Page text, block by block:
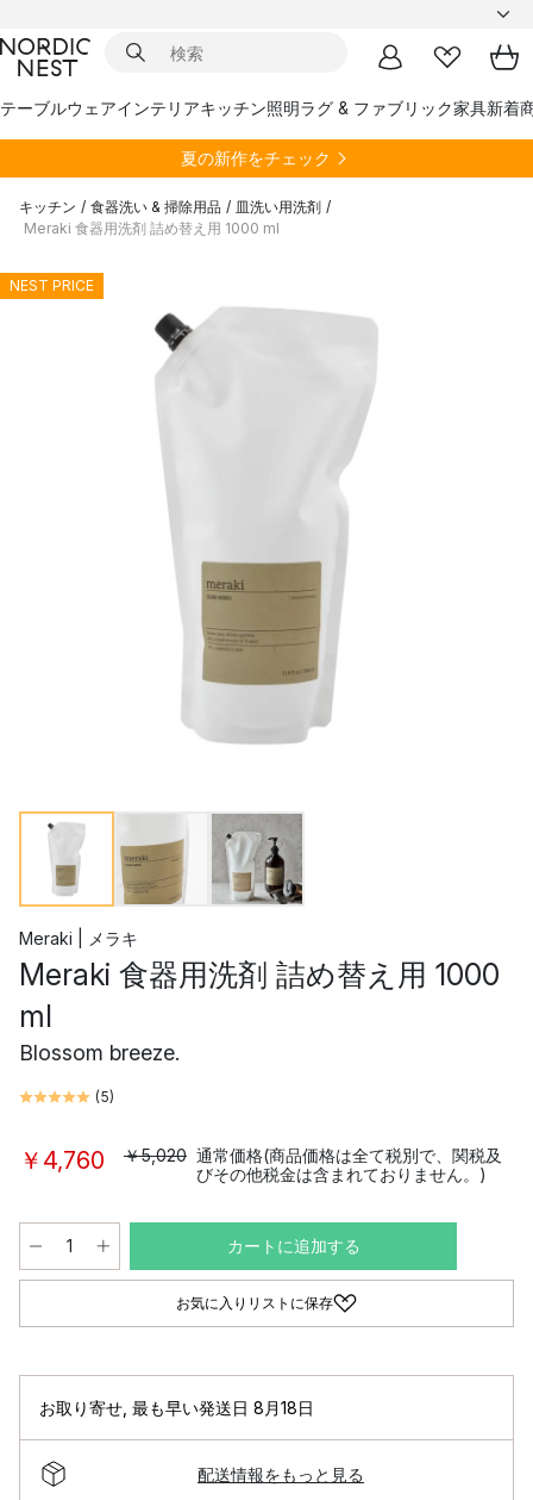
テーブルウェアインテリアキッチン照明ラグ & ファブリック家具新着
夏の新作をチェック
キッチン / 食器洗い & 掃除用品 / 皿洗い用洗剤 /
Meraki 食器用洗剤 詰め替え用 1000 ml
NEST PRICE
Meraki | メラキ
Meraki 食器用洗剤 詰め替え用 1000
ml
Blossom breeze.
(5)
￥4,760 ￥5,020 通常価格(商品価格は全て税別で、関税及
びその他税金は含まれておりません。)
カートに追加する
お気に入りリストに保存
お取り寄せ 最も早い発送日 8月18日
配送情報をもっと見る